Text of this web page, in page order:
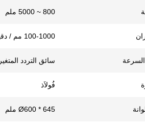
800 ~ 5000 ملم
100-1000 مم / دقيقة
سائق التردد المتغير
فُولاَذ
Ø600 * 645 ملم